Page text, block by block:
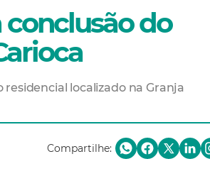
do
residencial localizado na Granja
Compartilhe: